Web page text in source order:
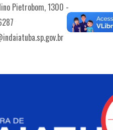
Pietrobom, 1300 -